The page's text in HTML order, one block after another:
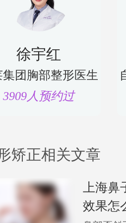
徐宇红
集团胸部整形医生
3909人预约过
矫正相关文章
上海
效果怎